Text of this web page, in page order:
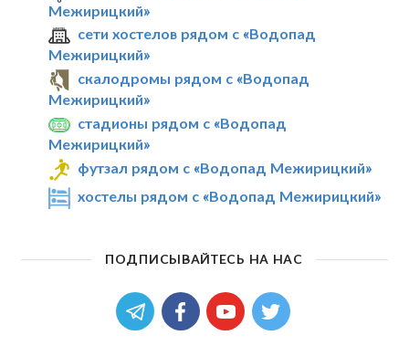
Межирицкий»
сети хостелов рядом с «Водопад
Межирицкий»
скалодромы рядом с «Водопад
Межирицкий»
стадионы рядом с «Водопад
Межирицкий»
футзал рядом с «Водопад Межирицкий»
хостелы рядом с «Водопад Межирицкий»
ПОДПИСЫВАЙТЕСЬ НА НАС